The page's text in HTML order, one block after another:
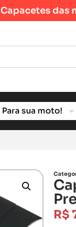
Capacetes das
Para sua moto!
R$